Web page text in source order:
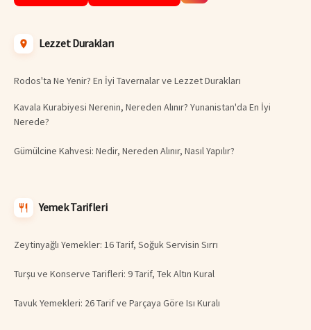
Lezzet Durakları
Rodos'ta Ne Yenir? En İyi Tavernalar ve Lezzet Durakları
Kavala Kurabiyesi Nerenin, Nereden Alınır? Yunanistan'da En İyi
Nerede?
Gümülcine Kahvesi: Nedir, Nereden Alınır, Nasıl Yapılır?
Yemek Tarifleri
Zeytinyağlı Yemekler: 16 Tarif, Soğuk Servisin Sırrı
Turşu ve Konserve Tarifleri: 9 Tarif, Tek Altın Kural
Tavuk Yemekleri: 26 Tarif ve Parçaya Göre Isı Kuralı